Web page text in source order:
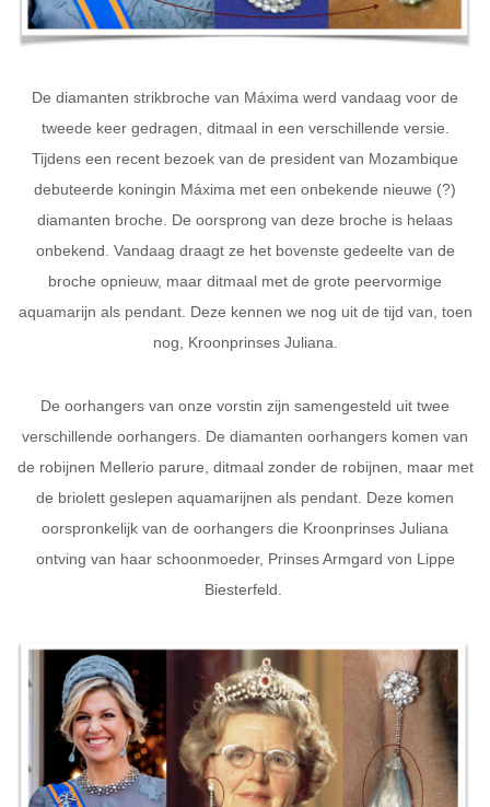
De diamanten strikbroche van Máxima werd vandaag voor de
tweede keer gedragen, ditmaal in een verschillende versie.
Tijdens een recent bezoek van de president van Mozambique
debuteerde koningin Máxima met een onbekende nieuwe (?)
diamanten broche. De oorsprong van deze broche is helaas
onbekend. Vandaag draagt ze het bovenste gedeelte van de
broche opnieuw, maar ditmaal met de grote peervormige
aquamarijn als pendant. Deze kennen we nog uit de tijd van, toen
nog, Kroonprinses Juliana.
De oorhangers van onze vorstin zijn samengesteld uit twee
verschillende oorhangers. De diamanten oorhangers komen van
de robijnen Mellerio parure, ditmaal zonder de robijnen, maar met
de briolett geslepen aquamarijnen als pendant. Deze komen
oorspronkelijk van de oorhangers die Kroonprinses Juliana
ontving van haar schoonmoeder, Prinses Armgard von Lippe
Biesterfeld.